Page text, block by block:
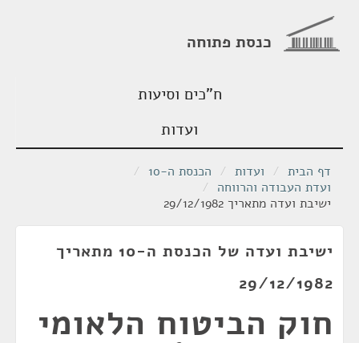
כנסת פתוחה
ח"כים וסיעות
ועדות
דף הבית / ועדות / הכנסת ה-10
/
ועדת העבודה והרווחה /
ישיבת ועדה מתאריך 29/12/1982
ישיבת ועדה של הכנסת ה-10 מתאריך
29/12/1982
חוק הביטוח הלאומי